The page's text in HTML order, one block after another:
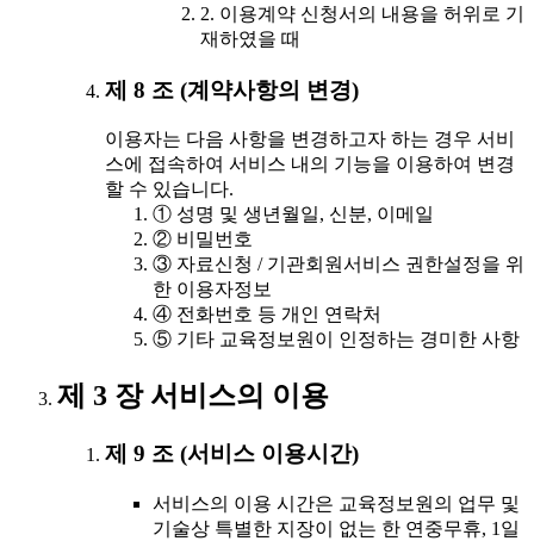
2. 이용계약 신청서의 내용을 허위로 기
재하였을 때
제 8 조 (계약사항의 변경)
이용자는 다음 사항을 변경하고자 하는 경우 서비
스에 접속하여 서비스 내의 기능을 이용하여 변경
할 수 있습니다.
① 성명 및 생년월일, 신분, 이메일
② 비밀번호
③ 자료신청 / 기관회원서비스 권한설정을 위
한 이용자정보
④ 전화번호 등 개인 연락처
⑤ 기타 교육정보원이 인정하는 경미한 사항
제 3 장 서비스의 이용
제 9 조 (서비스 이용시간)
서비스의 이용 시간은 교육정보원의 업무 및
기술상 특별한 지장이 없는 한 연중무휴, 1일